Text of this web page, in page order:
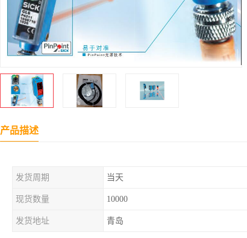
产品描述
发货周期 当天
现货数量 10000
发货地址 青岛